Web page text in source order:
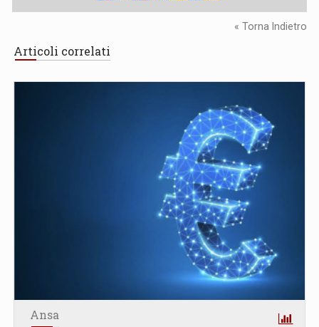
« Torna Indietro
Articoli correlati
Ansa